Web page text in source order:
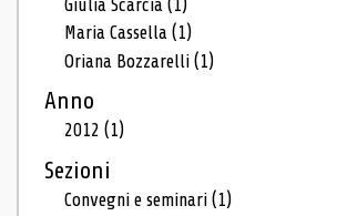
Giulia Scarcia(1)
Maria Cassella(1)
Oriana Bozzarelli(1)
Anno
2012(1)
Sezioni
Convegni e seminari(1)